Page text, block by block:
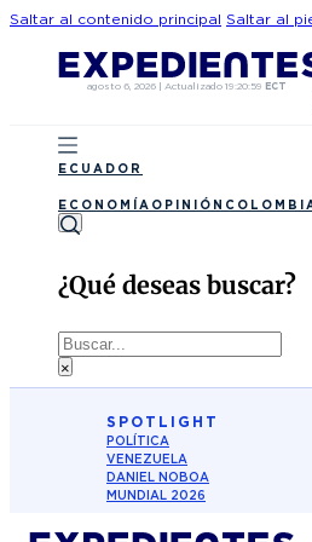
Saltar al contenido principal Saltar al
agosto 6, 2026 | Actualizado 19:20:59 ECT
ECUADOR
ECONOMÍA OPINIÓN
¿Qué deseas buscar?
Buscar
×
SPOTLIGHT
POLÍTICA
VENEZUELA
DANIEL NOBOA
MUNDIAL 2026